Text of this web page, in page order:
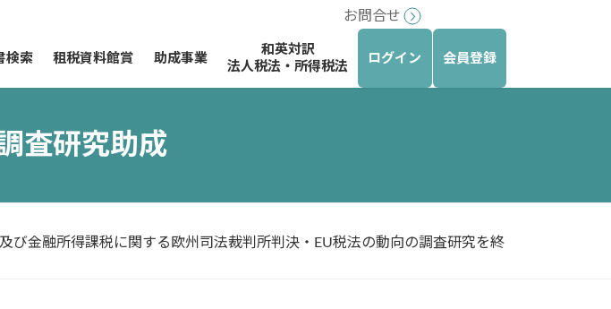
お問合せ
検索 租税資料館賞 助成事業
和英対訳
法人税法・所得税法
ログイン 会員登録
査研究助成
金融所得課税に関する欧州司法裁判所判決・EU税法の動向の調査研究を終